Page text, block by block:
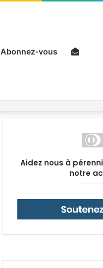
Abonnez-vous
Aidez nous à
notre